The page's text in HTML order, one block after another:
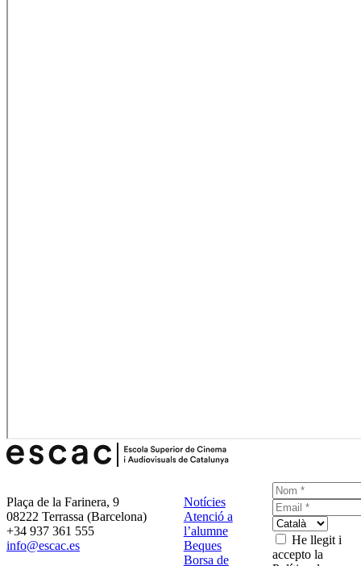
Plaça de la Farinera, 9
08222 Terrassa (Barcelona)
+34 937 361 555
info@escac.es
Notícies
Atenció a
l’alumne
Beques
Borsa de
He llegit i
accepto la